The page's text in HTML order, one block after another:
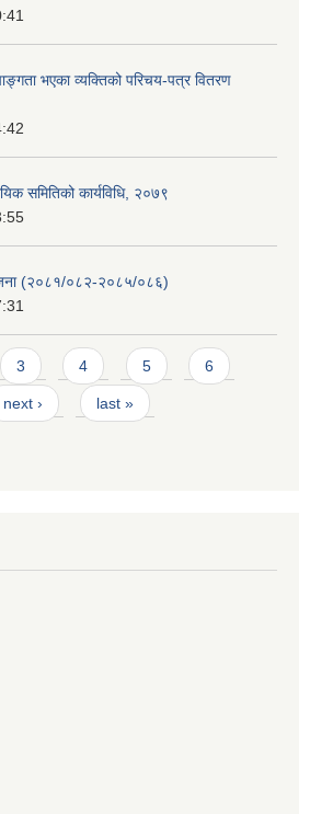
भएका व्यक्तिको परिचय-पत्र वितरण
समितिको कार्यविधि, २०७९
(२०८१/०८२-२०८५/०८६)
3 4 5 6
next › last »